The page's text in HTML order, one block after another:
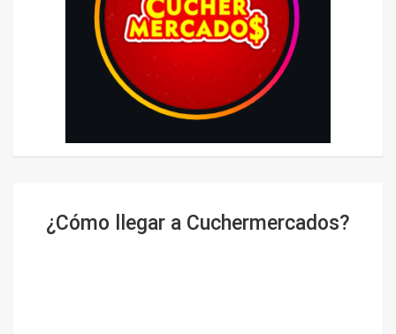
¿Cómo llegar a Cuchermercados?